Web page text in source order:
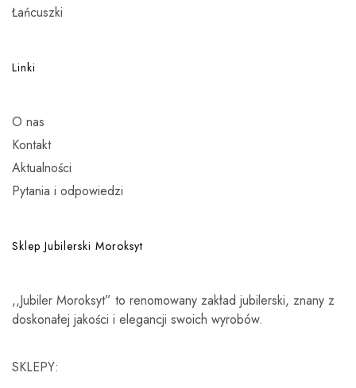
Łańcuszki
Linki
O nas
Kontakt
Aktualności
Pytania i odpowiedzi
Sklep Jubilerski Moroksyt
,,Jubiler Moroksyt” to renomowany zakład jubilerski, znany z
doskonałej jakości i elegancji swoich wyrobów.
SKLEPY: